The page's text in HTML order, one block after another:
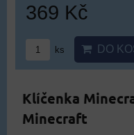
369 Kč
ks DO
Klíčenka
Minecraft